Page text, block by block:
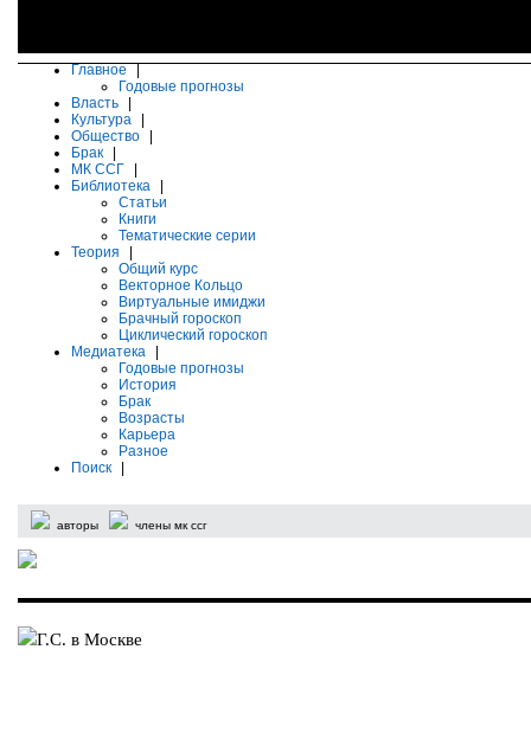
Главное
Годовые прогнозы
Власть
Культура
Общество
Брак
МК ССГ
Библиотека
Статьи
Книги
Тематические серии
Теория
Общий курс
Векторное Кольцо
Виртуальные имиджи
Брачный гороскоп
Циклический гороскоп
Медиатека
Годовые прогнозы
История
Брак
Возрасты
Карьера
Разное
Поиск
авторы члены мк ссг